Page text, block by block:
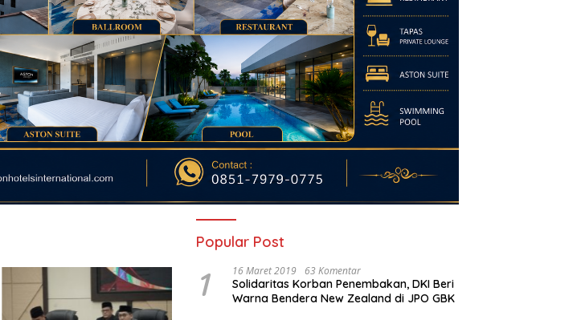
Popular Post
1 16 Maret 2019 63 Komentar
Solidaritas Korban Penembakan, DKI Beri
Warna Bendera New Zealand di JPO GBK